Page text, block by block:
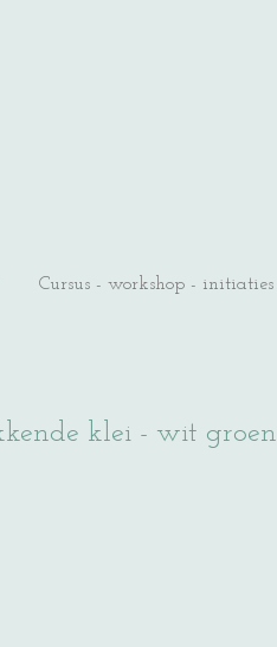
Cursus - workshop - initiaties
klei - wit groen